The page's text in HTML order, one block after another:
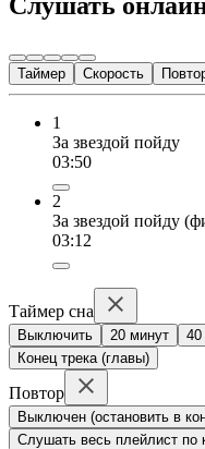
Таймер Скорость
1
За звездой пойду
03:50
2
За звездой пойду
03:12
Таймер сна
Выключить 20 минут 40
Конец трека (главы)
Повтор
Выключен (остановить в
Слушать весь плейлист по